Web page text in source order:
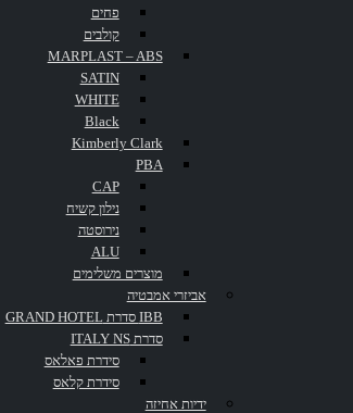
פחים
קולבים
MARPLAST – ABS
SATIN
WHITE
Black
Kimberly Clark
PBA
CAP
נילון קשיח
נירוסטה
ALU
מוצרים משלימים
אביזרי אמבטיה
IBB סדרת GRAND HOTEL
סדרת ITALY NS
סידרת פאלאס
סידרת קלאס
ידיות אחיזה
פרוייקטים» תחנת דלק
שתף
פייסבוק